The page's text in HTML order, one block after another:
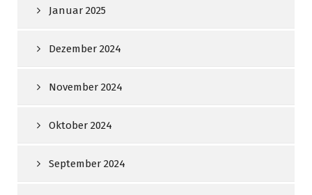
Januar 2025
Dezember 2024
November 2024
Oktober 2024
September 2024